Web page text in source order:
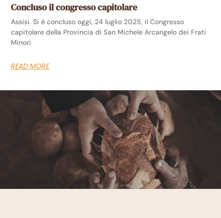
Concluso il congresso capitolare
Assisi. Si è concluso oggi, 24 luglio 2025, il Congresso
capitolare della Provincia di San Michele Arcangelo dei Frati
Minori
READ MORE